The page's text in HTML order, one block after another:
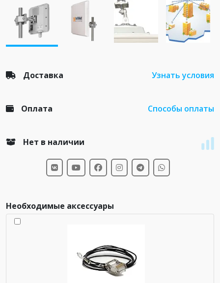
Доставка Узнать условия
Оплата Способы оплаты
Нет в наличии
Необходимые аксессуары